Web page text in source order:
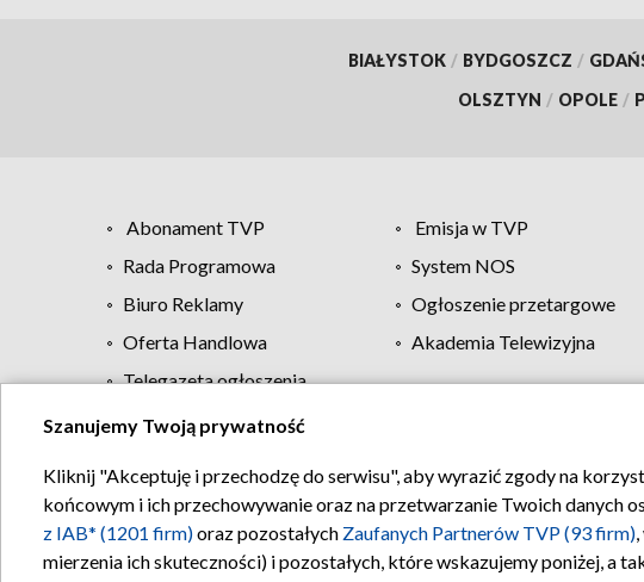
BIAŁYSTOK / BYDGOSZCZ /
OLSZTYN / OPOLE /
Abonament TVP Emisja w TVP
Rada Programowa
System NOS
Biuro Reklamy
Ogłoszenie przetargowe
Oferta Handlowa
Akademia Telewizyjna
Telegazeta ogłoszenia
Regulamin TVP Polityka
Szanujemy Twoją prywatność
Kliknij "Akceptuję i przechodzę do serwisu", aby wyrazić zgody na
końcowym i ich przechowywanie oraz na przetwarzanie Twoich danych
z IAB* (1201 firm)oraz pozostałych Zaufanych Partnerów TVP (93 firm)
mierzenia ich skuteczności) i pozostałych, które wskazujemy poniżej, a